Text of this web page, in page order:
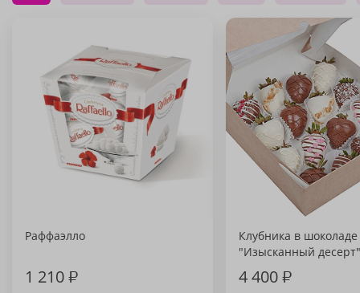
Раффаэлло
1 210₽
Клубника в шоколаде
"Изысканный десерт"
4 400₽